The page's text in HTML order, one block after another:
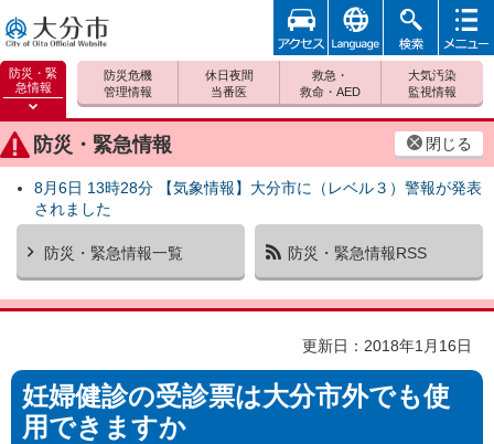
大分市
防災・緊
急情報
防災緊
急情報
を開く
防災・緊急情報 閉じる
8月6日 13時28分 【気象情報】大分市に（レベル３）警報が発表
されました
防災・緊急情報一覧 防災・緊急情報RSS
防災危機
管理情報
休日夜間
当番医
救急・
救命・AED
大気汚染
監視情報
アクセ
ス
foreign 検索
メニュ
更新日：2018年1月16日
妊婦健診の受診票は大分市外でも使
用できますか